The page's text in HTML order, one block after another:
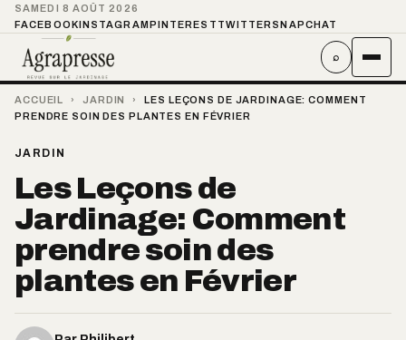
SAMEDI 8 AOÛT 2026
FACEBOOKINSTAGRAMPINTEREST TWITTER SNAPCHAT
⌕
ACCUEIL › JARDIN ›
LES LEÇONS DE JARDINAGE: COMMENT
PRENDRE SOIN DES PLANTES EN FÉVRIER
JARDIN
Les Leçons de
Jardinage: Comment
prendre soin des
plantes en Février